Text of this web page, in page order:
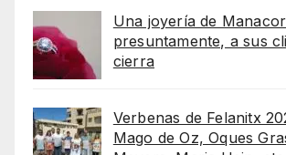
Una joyería de
presuntamente, a sus
cierra
Verbenas de Felanitx
Mago de Oz, Oques